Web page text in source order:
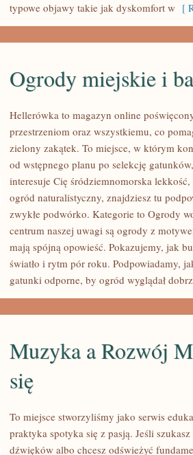
typowe objawy takie jak dyskomfort w [
OGRODY
MIEJSKIE
BALKONY
Ogrody miejskie i
Hellerówka to magazyn online
przestrzeniom oraz wszystkiemu, co
zielony zakątek. To miejsce, w którym
od wstępnego planu po selekcję
interesuje Cię śródziemnomorska
ogród naturalistyczny, znajdziesz tu
zwykłe podwórko. Kategorie to Ogrody
centrum naszej uwagi są ogrody z
mają spójną opowieść. Pokazujemy, jak
światło i rytm pór roku. Podpowiadamy,
gatunki odporne, by ogród wyglądał
Muzyka a Rozwój
się
To miejsce stworzyliśmy jako serwis
praktyka spotyka się z pasją. Jeśli
dźwięków albo chcesz odświeżyć